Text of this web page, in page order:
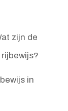
zijn de
in